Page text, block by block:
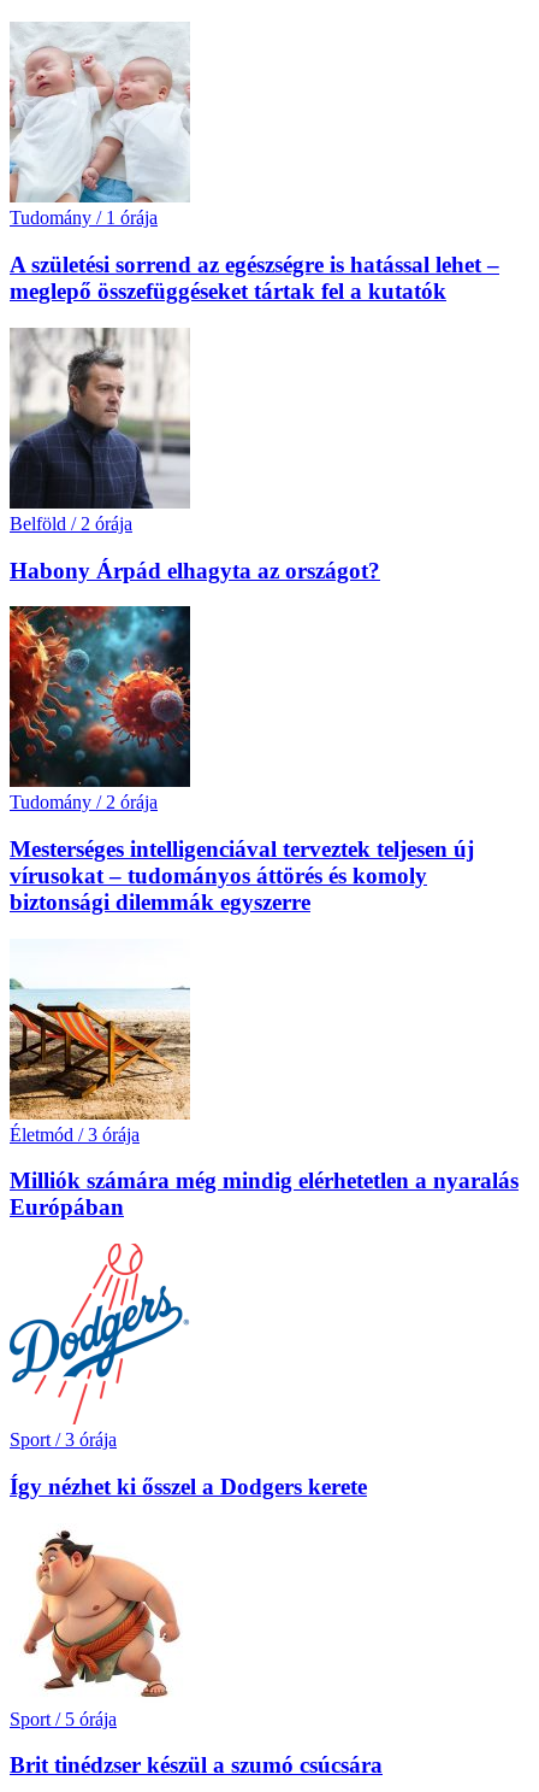
Tudomány / 1 órája
A születési sorrend az egészségre is hatással lehet –
meglepő összefüggéseket tártak fel a kutatók
Belföld / 2 órája
Habony Árpád elhagyta az országot?
Tudomány / 2 órája
Mesterséges intelligenciával terveztek teljesen új
vírusokat – tudományos áttörés és komoly
biztonsági dilemmák egyszerre
Életmód / 3 órája
Milliók számára még mindig elérhetetlen a nyaralás
Európában
Sport / 3 órája
Így nézhet ki ősszel a Dodgers kerete
Sport / 5 órája
Brit tinédzser készül a szumó csúcsára